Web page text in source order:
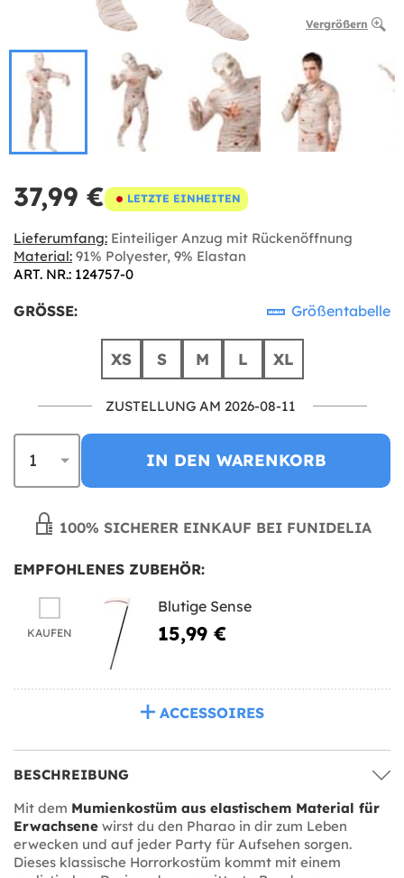
Vergrößern
37,99 € LETZTE EINHEITEN
Lieferumfang: Einteiliger Anzug mit Rückenöffnung
Material: 91% Polyester, 9% Elastan
ART. NR.: 124757-0
GRÖSSE: Größentabelle
XS S M L XL
ZUSTELLUNG AM 2026-08-11
IN DEN WARENKORB
100% SICHERER EINKAUF BEI FUNIDELIA
EMPFOHLENES ZUBEHÖR:
KAUFEN
Blutige Sense
15,99 €
ACCESSOIRES
BESCHREIBUNG
Mit dem Mumienkostüm aus elastischem Material für
Erwachsene wirst du den Pharao in dir zum Leben
erwecken und auf jeder Party für Aufsehen sorgen.
Dieses klassische Horrorkostüm kommt mit einem